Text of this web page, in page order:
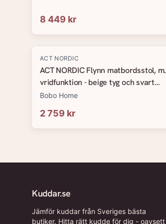
8 449 kr
ACT NORDIC
ACT NORDIC Flynn matbordsstol, m.
vridfunktion - beige tyg och svart
stål
Bobo Home
2 759 kr
Kuddar.se
Jämför kuddar från Sveriges bästa
butiker. Hitta rätt kudde för dig - oavsett